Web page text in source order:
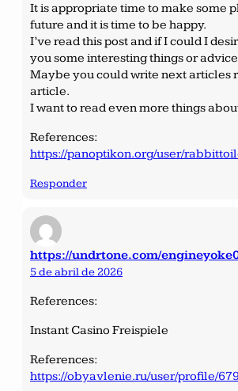
It is appropriate time to make some
future and it is time to be happy.
I’ve read this post and if I could I
you some interesting things or
Maybe you could write next articles
article.
I want to read even more things
References:
https://panoptikon.org/user/
Responder
https://undrtone.com/
5 de abril de 2026
References:
Instant Casino Freispiele
References:
https://obyavlenie.ru/user/profile/